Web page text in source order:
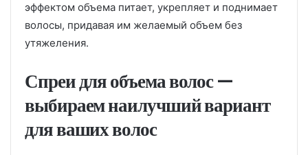
эффектом объема питает, укрепляет и поднимает
волосы, придавая им желаемый объем без
утяжеления.
Спреи для объема волос —
выбираем наилучший вариант
для ваших волос